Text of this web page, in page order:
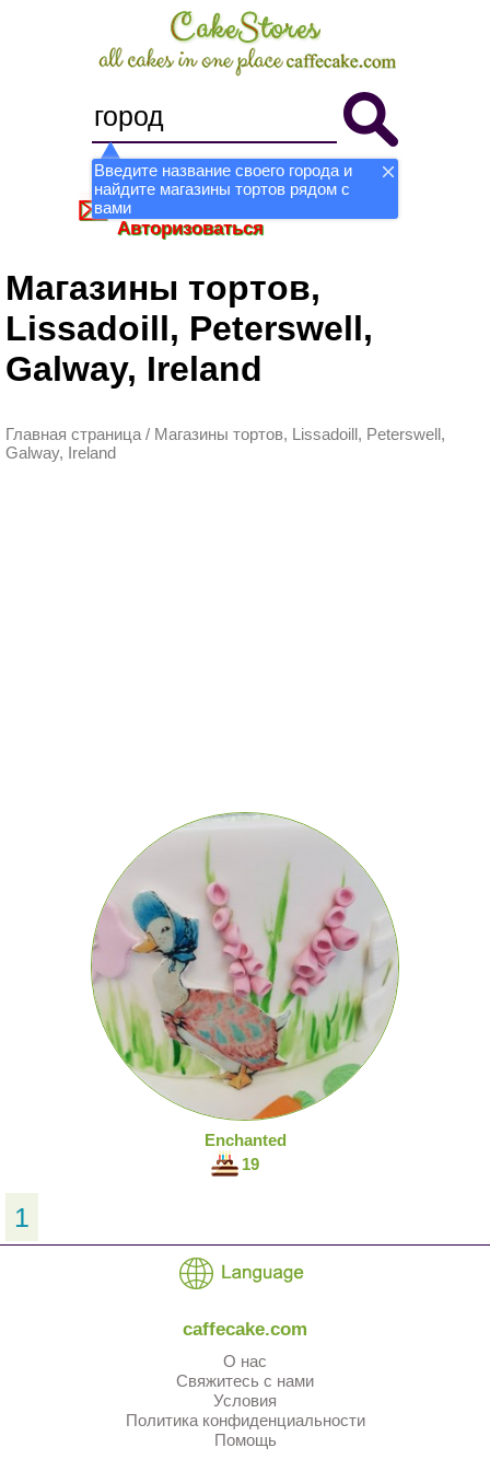
Введите название своего города и
найдите магазины тортов рядом с
вамиСтать магазином
Авторизоваться
Магазины тортов,
Lissadoill, Peterswell,
Galway, Ireland
Главная страница / Магазины тортов, Lissadoill, Peterswell,
Galway, Ireland
Enchanted
19
1
caffecake.com
О нас
Свяжитесь с нами
Условия
Политика конфиденциальности
Помощь